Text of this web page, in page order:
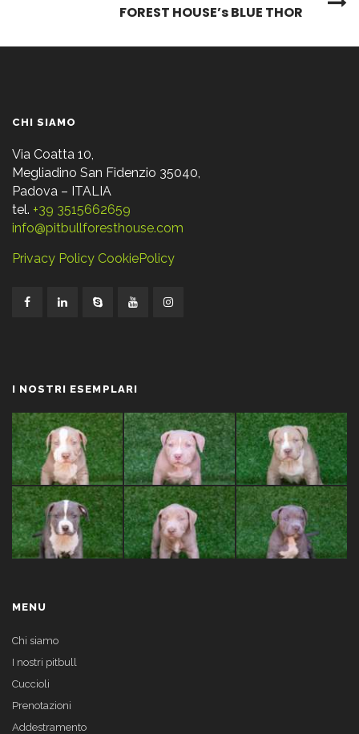
FOREST HOUSE’s BLUE THOR
CHI SIAMO
Via Coatta 10,
Megliadino San Fidenzio 35040,
Padova – ITALIA
tel. +39 3515662659
info@pitbullforesthouse.com
Privacy Policy CookiePolicy
I NOSTRI ESEMPLARI
MENU
Chi siamo
I nostri pitbull
Cuccioli
Prenotazioni
Addestramento